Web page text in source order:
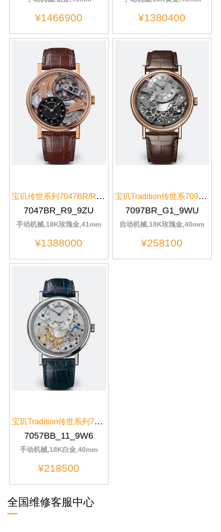
¥1466900 ¥1380400
宝玑传世系列7047BR/R9/9ZU金色表盘
7047BR_R9_9ZU
手动机械,18K玫瑰金,41mm
¥1388000
宝玑Tradition传世系7097BR/G1/9WU黑色表盘
7097BR_G1_9WU
自动机械,18K玫瑰金,40mm
¥258100
宝玑Tradition传世系列7057BB/11/9W6黑色表盘
7057BB_11_9W6
手动机械,18K白金,40mm
¥218500
全国维修客服中心